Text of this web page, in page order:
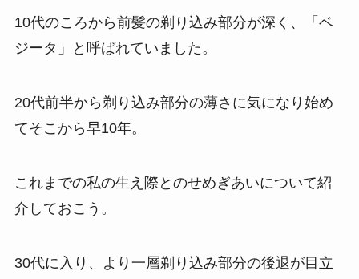
10代のころから前髪の剃り込み部分が深く、「ベ
ジータ」と呼ばれていました。
20代前半から剃り込み部分の薄さに気になり始め
てそこから早10年。
これまでの私の生え際とのせめぎあいについて紹
介しておこう。
30代に入り、より一層剃り込み部分の後退が目立